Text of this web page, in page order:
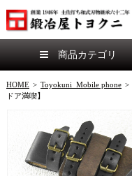
商品カテゴリ
HOME > Toyokuni_Mobile phone >
ドア満喫】